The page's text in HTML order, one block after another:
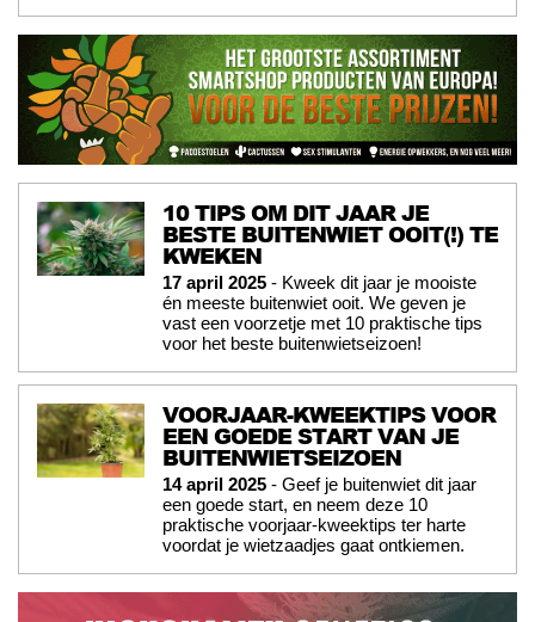
10 TIPS OM DIT JAAR JE
BESTE BUITENWIET OOIT(!) TE
KWEKEN
17 april 2025 - Kweek dit jaar je mooiste
én meeste buitenwiet ooit. We geven je
vast een voorzetje met 10 praktische tips
voor het beste buitenwietseizoen!
VOORJAAR-KWEEKTIPS VOOR
EEN GOEDE START VAN JE
BUITENWIETSEIZOEN
14 april 2025 - Geef je buitenwiet dit jaar
een goede start, en neem deze 10
praktische voorjaar-kweektips ter harte
voordat je wietzaadjes gaat ontkiemen.